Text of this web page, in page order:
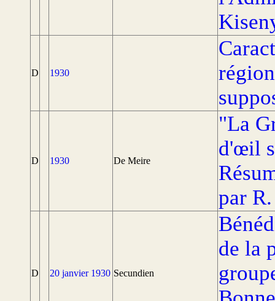
D 1930
D 1930 De Meire
La
d'œil
par
D 20 janvier 1930 Secundien
de la